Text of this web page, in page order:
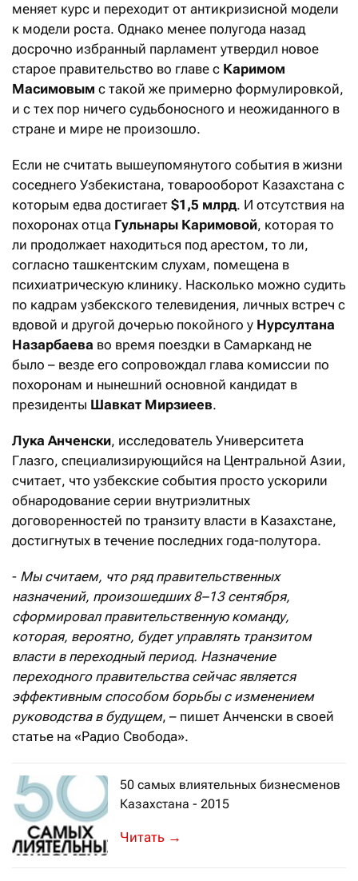
меняет курс и переходит от антикризисной модели
к модели роста. Однако менее полугода назад
досрочно избранный парламент утвердил новое
старое правительство во главе с Каримом
Масимовым с такой же примерно формулировкой,
и с тех пор ничего судьбоносного и неожиданного в
стране и мире не произошло.
Если не считать вышеупомянутого события в жизни
соседнего Узбекистана, товарооборот Казахстана с
которым едва достигает $1,5 млрд. И отсутствия на
похоронах отца Гульнары Каримовой, которая то
ли продолжает находиться под арестом, то ли,
согласно ташкентским слухам, помещена в
психиатрическую клинику. Насколько можно судить
по кадрам узбекского телевидения, личных встреч с
вдовой и другой дочерью покойного у Нурсултана
Назарбаева во время поездки в Самарканд не
было – везде его сопровождал глава комиссии по
похоронам и нынешний основной кандидат в
президенты Шавкат Мирзиеев.
Лука Анченски, исследователь Университета
Глазго, специализирующийся на Центральной Азии,
считает, что узбекские события просто ускорили
обнародование серии внутриэлитных
договоренностей по транзиту власти в Казахстане,
достигнутых в течение последних года-полутора.
- Мы считаем, что ряд правительственных
назначений, произошедших 8–13 сентября,
сформировал правительственную команду,
которая, вероятно, будет управлять транзитом
власти в переходный период. Назначение
переходного правительства сейчас является
эффективным способом борьбы с изменением
руководства в будущем, – пишет Анченски в своей
статье на «Радио Свобода».
50 самых влиятельных бизнесменов
Казахстана - 2015
Сырьевым экономикам почти
→